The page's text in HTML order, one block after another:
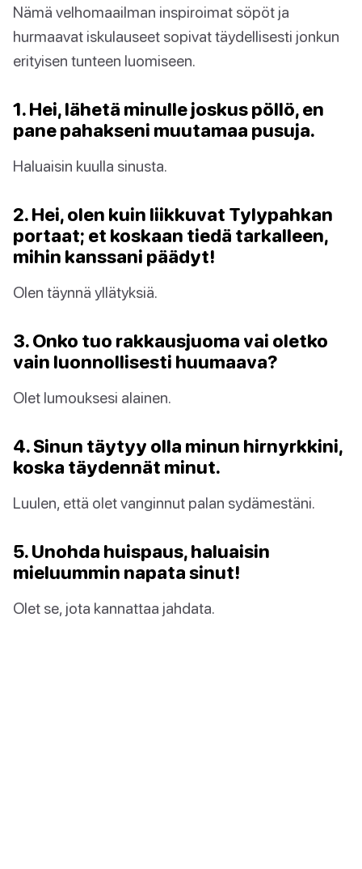
Nämä velhomaailman inspiroimat söpöt ja
hurmaavat iskulauseet sopivat täydellisesti jonkun
erityisen tunteen luomiseen.
1. Hei, lähetä minulle joskus pöllö, en
pane pahakseni muutamaa pusuja.
Haluaisin kuulla sinusta.
2. Hei, olen kuin liikkuvat Tylypahkan
portaat; et koskaan tiedä tarkalleen,
mihin kanssani päädyt!
Olen täynnä yllätyksiä.
3. Onko tuo rakkausjuoma vai oletko
vain luonnollisesti huumaava?
Olet lumouksesi alainen.
4. Sinun täytyy olla minun hirnyrkkini,
koska täydennät minut.
Luulen, että olet vanginnut palan sydämestäni.
5. Unohda huispaus, haluaisin
mieluummin napata sinut!
Olet se, jota kannattaa jahdata.